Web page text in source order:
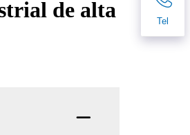
de alta
Tel